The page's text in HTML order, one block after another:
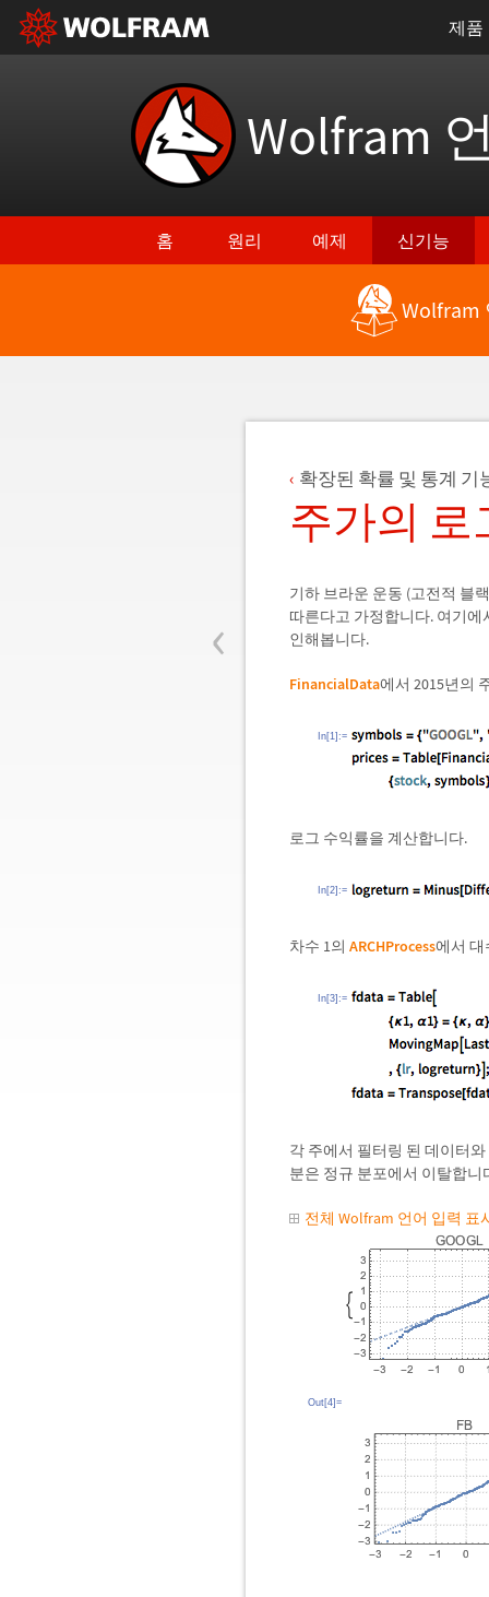
제품
Wolfram
홈 원리 예제 신기능
Wolfram
‹
확장된 확률 및 통계 기
주가의 로
기하 브라운 운동 (고전적 블
따른다고 가정합니다. 여기에
인해봅니다.
FinancialData에서 2015년의
In[1]:=
로그 수익률을 계산합니다.
In[2]:=
차수 1의 ARCHProcess에서 대
In[3]:=
각 주에서 필터링 된 데이터
분은 정규 분포에서 이탈합니
전체 Wolfram 언어 입력 표
Out[4]=